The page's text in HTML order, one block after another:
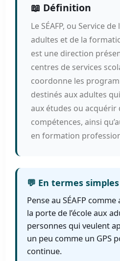
📖 Définition
Le SÉAFP, ou Service
adultes et de la
est une direction
centres de services
coordonne les
destinés aux adultes
aux études ou acquérir
compétences, ainsi
en formation
💬 En termes simples
Pense au SÉAFP
la porte de l’école aux
personnes qui veulent
un peu comme un GPS
continue.